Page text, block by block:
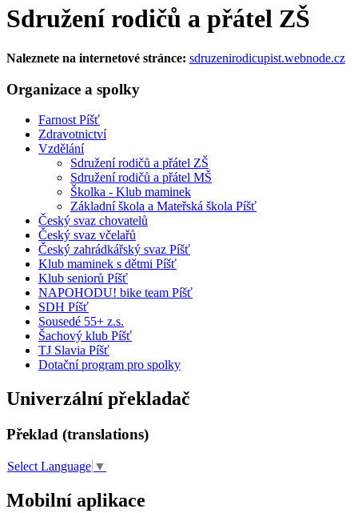
Sdružení rodičů a přátel ZŠ
Naleznete na internetové stránce: sdruzenirodicupist.webnode.cz
Organizace a spolky
Farnost Píšť
Zdravotnictví
Vzdělání
Sdružení rodičů a přátel ZŠ
Sdružení rodičů a přátel MŠ
Školka - Klub maminek
Základní škola a Mateřská škola Píšť
Český svaz chovatelů
Český svaz včelařů
Český zahrádkářský svaz Píšť
Klub maminek s dětmi Píšť
Klub seniorů Píšť
NAPOHODU! bike team Píšť
SDH Píšť
Sousedé 55+ z.s.
Šachový klub Píšť
TJ Slavia Píšť
Dotační program pro spolky
Univerzální překladač
Překlad (translations)
Select Language ▼
Mobilní aplikace